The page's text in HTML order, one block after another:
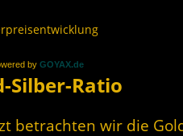
by GOYAX.de
Silber-Ratio
betrachten wir die